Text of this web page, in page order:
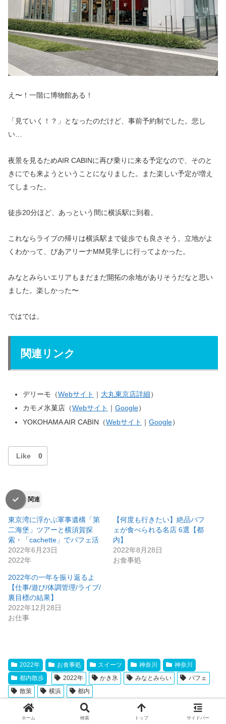
え〜！一階に博物館ある！
「見ていく！？」となったのだけど、事前予約制でした。悲し
い…
夜景を見るためAIR CABINに再び乗りに来る予定なので、そのと
きにでも来ようということになりました。また楽しい予定が増え
てしまった。
徒歩20分ほど、あっという間に横浜駅に到着。
これならライブの帰りは横浜駅まで徒歩でも良さそう。立地がよ
くわかって、ぴあアリーナMM見学しに行ってよかった。
みなとみらいエリアもまだまだ開拓の余地がありそうだなと思い
ました。楽しかった〜
ではでは。
関連リンク
デリーモ（Webサイト ｜ 大丸東京店詳細）
カモメ氷菓店（Webサイト ｜ Google）
YOKOHAMA AIR CABIN（Webサイト ｜ Google）
Like 0
関連
東京湾に浮かぶ軍事遺構「第
二海堡」ツアーと横須賀探
索・「cachette」でパフェ活
2022年6月23日
2022年
【何度も行きたい】絶品パフ
ェが食べられる名店 6選【都
内】
2022年8月28日
お食事処
2022年の一年を振り返るよ
【仕事/遊び/体調管理/ライブ/
裏目標の結果】
2022年12月28日
お仕事
2022年 お食事処 スイーツ 神奈川
神奈川
都内散歩
2022年 かき氷 みなとみらい
パフェ
散策
横浜 都内
ホーム 検索 トップ サイドバー